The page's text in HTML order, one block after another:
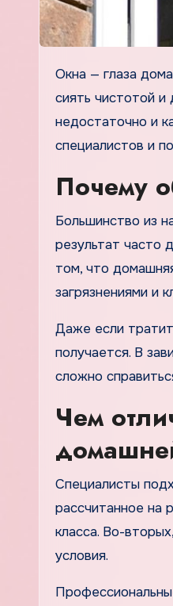
Окна — глаза дома, пропускающие свет и свежий воздух. Но, как и глаза, они нуждаются в уходе, чтобы
сиять чистотой
недостаточно и
специалистов и
Почему
Большинство из
результат часто
том, что
загрязнениями и
Даже если
получается. В
сложно
Чем
Специалисты
рассчитанное на
класса. Во-
условия.